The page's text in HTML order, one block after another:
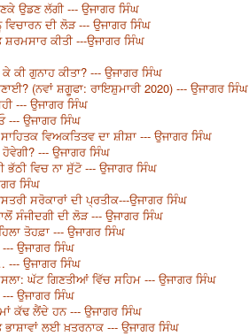
ਉਡਣ ਲੱਗੀ --- ਉਜਾਗਰ ਸਿੰਘ
ਦੀ ਲੋੜ --- ਉਜਾਗਰ ਸਿੰਘ
ਕੀਤੀ ---ਉਜਾਗਰ ਸਿੰਘ
ਕੀ ਗੁਨਾਹ ਕੀਤਾ? --- ਉਜਾਗਰ ਸਿੰਘ
(ਨਵਾਂ ਸ਼ਗੂਫਾ: ਰਾਇਸ਼ੁਮਾਰੀ 2020) --- ਉਜਾਗਰ ਸਿੰਘ
--- ਉਜਾਗਰ ਸਿੰਘ
--- ਉਜਾਗਰ ਸਿੰਘ
ਵਿਅਕਤਿਤਵ ਦਾ ਸ਼ੀਸ਼ਾ --- ਉਜਾਗਰ ਸਿੰਘ
--- ਉਜਾਗਰ ਸਿੰਘ
ਵਿਚ ਨਾ ਸੁੱਟੋ --- ਉਜਾਗਰ ਸਿੰਘ
ਸਿੰਘ
ਸਰੋਕਾਰਾਂ ਦੀ ਪ੍ਰਤੀਕ---ਉਜਾਗਰ ਸਿੰਘ
ਸੰਜੀਦਗੀ ਦੀ ਲੋੜ --- ਉਜਾਗਰ ਸਿੰਘ
ਤੋਹਫ਼ਾ --- ਉਜਾਗਰ ਸਿੰਘ
ਉਜਾਗਰ ਸਿੰਘ
--- ਉਜਾਗਰ ਸਿੰਘ
ਘੱਟ ਗਿਣਤੀਆਂ ਵਿੱਚ ਸਹਿਮ --- ਉਜਾਗਰ ਸਿੰਘ
ਉਜਾਗਰ ਸਿੰਘ
ਕੱਢ ਲੈਂਦੇ ਹਨ --- ਉਜਾਗਰ ਸਿੰਘ
ਭਾਸ਼ਾਵਾਂ ਲਈ ਖ਼ਤਰਨਾਕ --- ਉਜਾਗਰ ਸਿੰਘ